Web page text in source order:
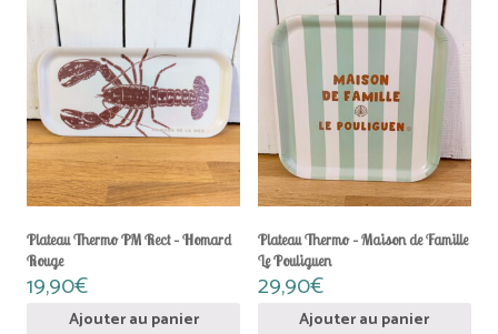
Plateau Thermo PM Rect – Homard
Rouge
19,90€
Ajouter au panier
Plateau Thermo – Maison de Famille
Le Pouliguen
29,90€
Ajouter au panier